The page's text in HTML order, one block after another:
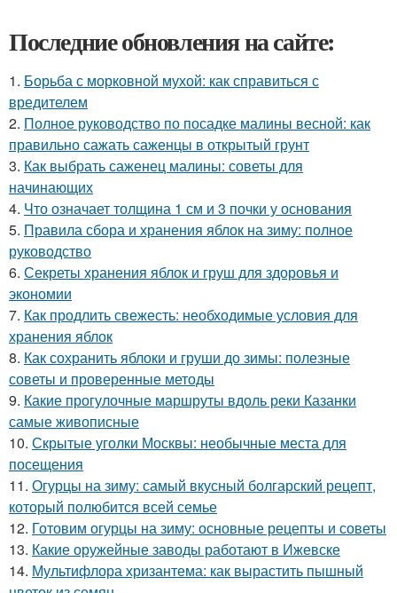
Последние обновления на сайте:
1. Борьба с морковной мухой: как справиться с
вредителем
2. Полное руководство по посадке малины весной: как
правильно сажать саженцы в открытый грунт
3. Как выбрать саженец малины: советы для
начинающих
4. Что означает толщина 1 см и 3 почки у основания
5. Правила сбора и хранения яблок на зиму: полное
руководство
6. Секреты хранения яблок и груш для здоровья и
экономии
7. Как продлить свежесть: необходимые условия для
хранения яблок
8. Как сохранить яблоки и груши до зимы: полезные
советы и проверенные методы
9. Какие прогулочные маршруты вдоль реки Казанки
самые живописные
10. Скрытые уголки Москвы: необычные места для
посещения
11. Огурцы на зиму: самый вкусный болгарский рецепт,
который полюбится всей семье
12. Готовим огурцы на зиму: основные рецепты и советы
13. Какие оружейные заводы работают в Ижевске
14. Мультифлора хризантема: как вырастить пышный